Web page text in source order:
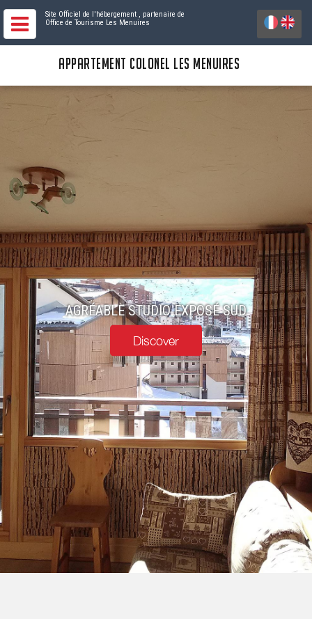
Site Officiel de l'hébergement , partenaire de
Office de Tourisme Les Menuires
APPARTEMENT COLONEL LES MENUIRES
AGRÉABLE STUDIO EXPOSÉ SUD
Discover